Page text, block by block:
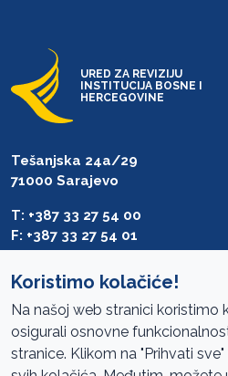
URED ZA REVIZIJU
INSTITUCIJA BOSNE I
HERCEGOVINE
Tešanjska 24a/29
71000 Sarajevo
T: +387 33 27 54 00
F: +387 33 27 54 01
Pristup informacijama
Koristimo kolačiće!
Na našoj web stranici koristimo
osigurali osnovne
stranice. Klikom na "Prihvati